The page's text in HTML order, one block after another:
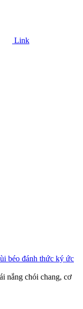
Link
béo đánh thức ký ức
nắng chói chang, cơ